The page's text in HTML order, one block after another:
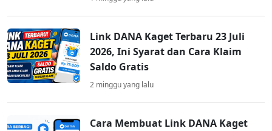
Link DANA Kaget Terbaru 23 Juli
2026, Ini Syarat dan Cara Klaim
Saldo Gratis
2 minggu yang lalu
Cara Membuat Link DANA Kaget